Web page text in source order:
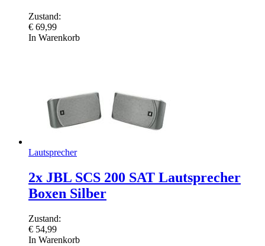
Zustand:
€ 69,99
In Warenkorb
Lautsprecher
2x JBL SCS 200 SAT Lautsprecher
Boxen Silber
Zustand:
€ 54,99
In Warenkorb